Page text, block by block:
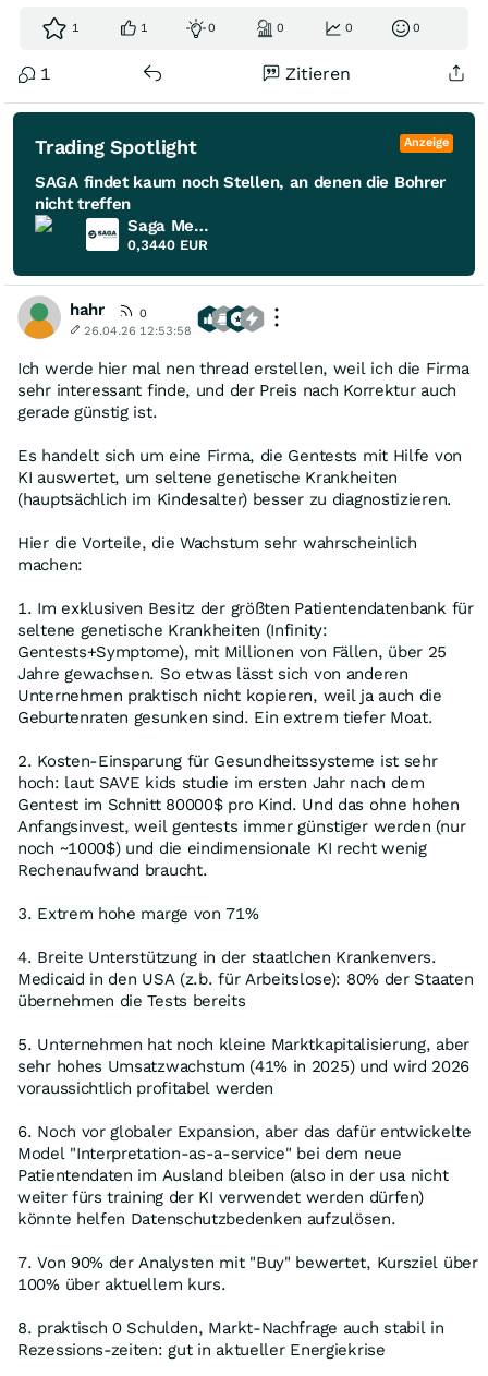
1 1 0 0 0 0
1 Zitieren
Trading Spotlight Anzeige
SAGA findet kaum noch Stellen, an denen die Bohrer
nicht treffen
Saga Metals
0,3440 EUR
hahr
0
26.04.26 12:53:58
Ich werde hier mal nen thread erstellen, weil ich die Firma
sehr interessant finde, und der Preis nach Korrektur auch
gerade günstig ist.
Es handelt sich um eine Firma, die Gentests mit Hilfe von
KI auswertet, um seltene genetische Krankheiten
(hauptsächlich im Kindesalter) besser zu diagnostizieren.
Hier die Vorteile, die Wachstum sehr wahrscheinlich
machen:
1. Im exklusiven Besitz der größten Patientendatenbank für
seltene genetische Krankheiten (Infinity:
Gentests+Symptome), mit Millionen von Fällen, über 25
Jahre gewachsen. So etwas lässt sich von anderen
Unternehmen praktisch nicht kopieren, weil ja auch die
Geburtenraten gesunken sind. Ein extrem tiefer Moat.
2. Kosten-Einsparung für Gesundheitssysteme ist sehr
hoch: laut SAVE kids studie im ersten Jahr nach dem
Gentest im Schnitt 80000$ pro Kind. Und das ohne hohen
Anfangsinvest, weil gentests immer günstiger werden (nur
noch ~1000$) und die eindimensionale KI recht wenig
Rechenaufwand braucht.
3. Extrem hohe marge von 71%
4. Breite Unterstützung in der staatlchen Krankenvers.
Medicaid in den USA (z.b. für Arbeitslose): 80% der Staaten
übernehmen die Tests bereits
5. Unternehmen hat noch kleine Marktkapitalisierung, aber
sehr hohes Umsatzwachstum (41% in 2025) und wird 2026
voraussichtlich profitabel werden
6. Noch vor globaler Expansion, aber das dafür entwickelte
Model "Interpretation-as-a-service" bei dem neue
Patientendaten im Ausland bleiben (also in der usa nicht
weiter fürs training der KI verwendet werden dürfen)
könnte helfen Datenschutzbedenken aufzulösen.
7. Von 90% der Analysten mit "Buy" bewertet, Kursziel über
100% über aktuellem kurs.
8. praktisch 0 Schulden, Markt-Nachfrage auch stabil in
Rezessions-zeiten: gut in aktueller Energiekrise